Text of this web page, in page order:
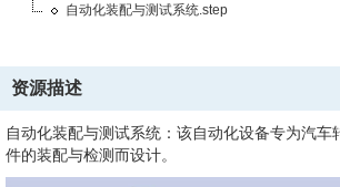
自动化装配与测试系统.step
资源描述
自动化装配与测试系统：该自动化设备专为汽车
件的装配与检测而设计。